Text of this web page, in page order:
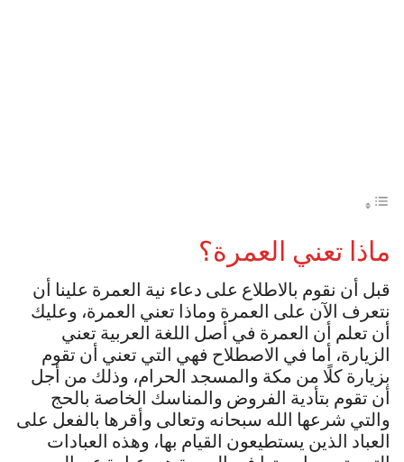
ماذا تعني العمرة؟
قبل أن نقوم بالاطلاع على دعاء نية العمرة علينا أن
نتعرف الآن على العمرة وماذا تعني العمرة، وعليك
أن تعلم أن العمرة في أصل اللغة العربية تعني
الزيارة، أما في الاصطلاح فهي التي تعني أن تقوم
بزيارة كلًا من مكة والمسجد الحرام، وذلك من أجل
أن تقوم بتأدية الفروض والمناسك الخاصة بالحج
والتي شرعها الله سبحانه وتعالى وأقرها بالفعل على
العباد الذين يستطيعون القيام بها، وهذه العبادات